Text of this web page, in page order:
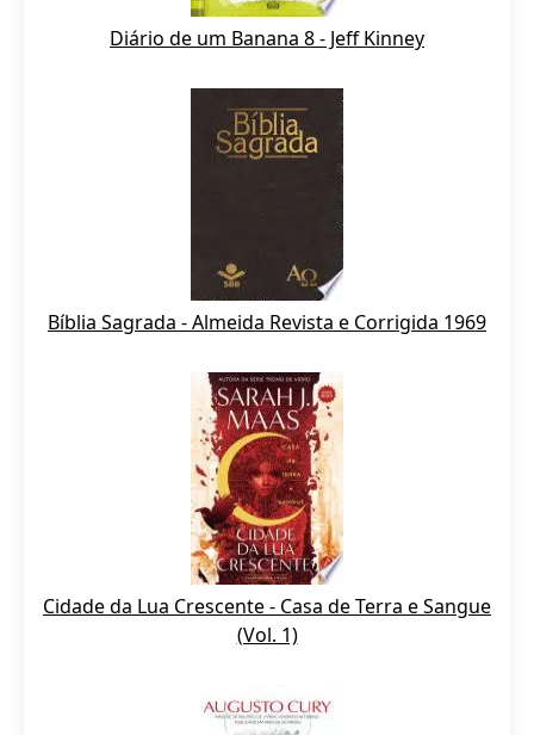
Diário de um Banana 8 - Jeff Kinney
Bíblia Sagrada - Almeida Revista e Corrigida 1969
Cidade da Lua Crescente - Casa de Terra e Sangue
(Vol. 1)